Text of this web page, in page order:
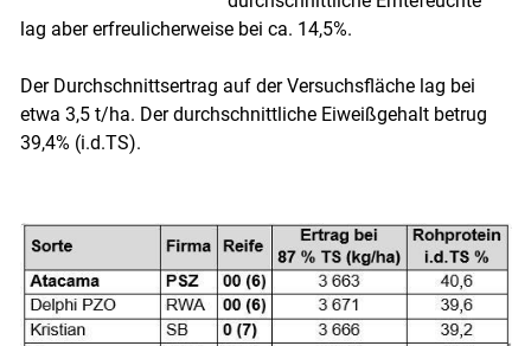
lag aber erfreulicherweise bei ca. 14,5%.
Der Durchschnittsertrag auf der Versuchsfläche lag bei
etwa 3,5 t/ha. Der durchschnittliche Eiweißgehalt betrug
39,4% (i.d.TS).